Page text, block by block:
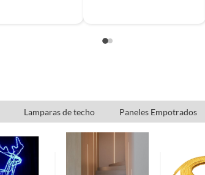
Lamparas de techo Paneles Empotrados